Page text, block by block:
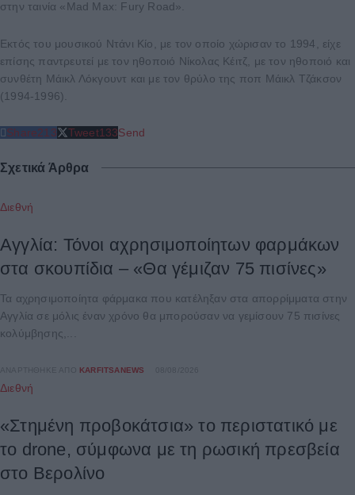
στην ταινία «Mad Max: Fury Road».
Εκτός του μουσικού Ντάνι Κίο, με τον οποίο χώρισαν το 1994, είχε
επίσης παντρευτεί με τον ηθοποιό Νίκολας Κέιτζ, με τον ηθοποιό και
συνθέτη Μάικλ Λόκγουντ και με τον θρύλο της ποπ Μάικλ Τζάκσον
(1994-1996).
Share213 Tweet133Send
Σχετικά Άρθρα
Διεθνή
Αγγλία: Τόνοι αχρησιμοποίητων φαρμάκων
στα σκουπίδια – «Θα γέμιζαν 75 πισίνες»
Τα αχρησιμοποίητα φάρμακα που κατέληξαν στα απορρίμματα στην
Αγγλία σε μόλις έναν χρόνο θα μπορούσαν να γεμίσουν 75 πισίνες
κολύμβησης,...
ΑΝΑΡΤΉΘΗΚΕ ΑΠΌ KARFITSANEWS
Διεθνή
«Στημένη προβοκάτσια» το περιστατικό με
το drone, σύμφωνα με τη ρωσική πρεσβεία
στο Βερολίνο